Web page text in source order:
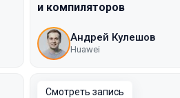
и компиляторов
Андрей Кулешов
Huawei
Смотреть запись